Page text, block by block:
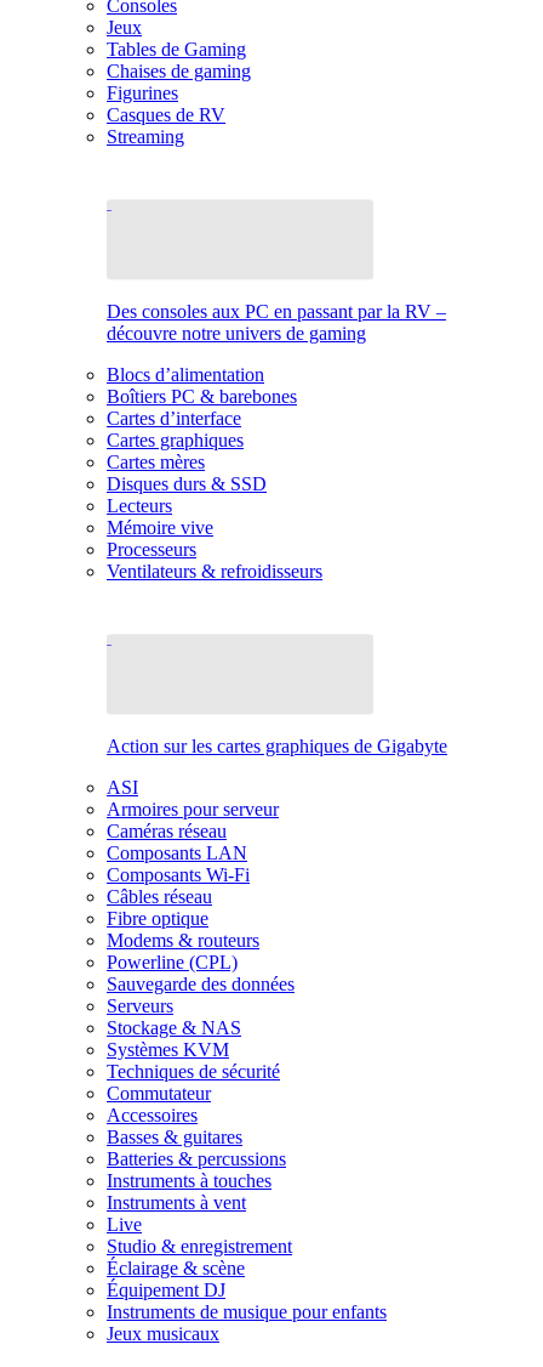
Consoles
Jeux
Tables de Gaming
Chaises de gaming
Figurines
Casques de RV
Streaming
Des consoles aux PC en passant par la RV –
découvre notre univers de gaming
Blocs d’alimentation
Boîtiers PC & barebones
Cartes d’interface
Cartes graphiques
Cartes mères
Disques durs & SSD
Lecteurs
Mémoire vive
Processeurs
Ventilateurs & refroidisseurs
Action sur les cartes graphiques de Gigabyte
ASI
Armoires pour serveur
Caméras réseau
Composants LAN
Composants Wi-Fi
Câbles réseau
Fibre optique
Modems & routeurs
Powerline (CPL)
Sauvegarde des données
Serveurs
Stockage & NAS
Systèmes KVM
Techniques de sécurité
Commutateur
Accessoires
Basses & guitares
Batteries & percussions
Instruments à touches
Instruments à vent
Live
Studio & enregistrement
Éclairage & scène
Équipement DJ
Instruments de musique pour enfants
Jeux musicaux